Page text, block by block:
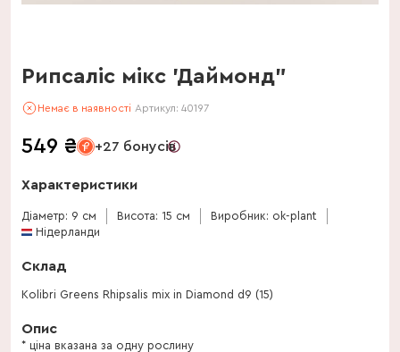
Рипсаліс мікс 'Даймонд"
Немає в наявності Артикул: 40197
549 ₴ +27 бонусів
Характеристики
Діаметр: 9 см Висота: 15 см
Виробник: ok-plant
Нідерланди
Склад
Kolibri Greens Rhipsalis mix in Diamond d9 (15)
Опис
* ціна вказана за одну рослину